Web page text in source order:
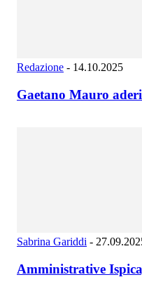
Redazione - 14.10.2025
Gaetano Mauro
Sabrina Gariddi -
Amministrative